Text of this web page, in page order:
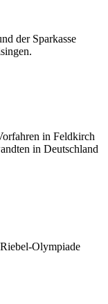
der Sparkasse
in Feldkirch
in Deutschland
Olympiade